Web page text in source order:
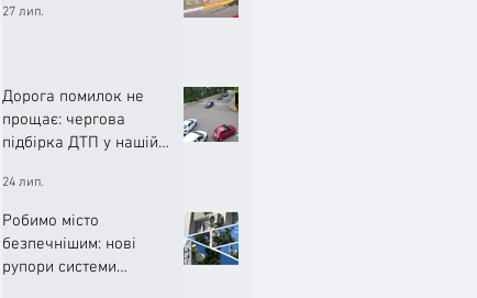
27 лип.
Дорога помилок не
прощає: чергова
підбірка ДТП у нашій
24 лип.
Робимо місто
безпечнішим: нові
рупори системи